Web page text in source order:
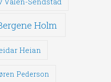
Holm
Heian
Pederson